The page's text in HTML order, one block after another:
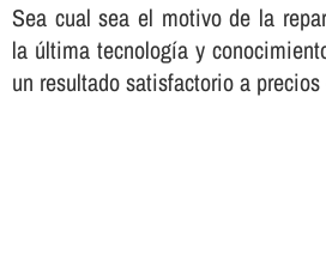
Sea cual sea el motivo de la
la última tecnologí­a y
un resultado satisfactorio a